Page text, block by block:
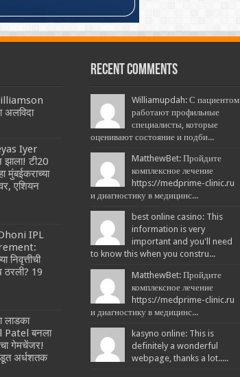
अलविदा
Iyer
टी20
मुंबईकराच्या
एशियन
IPL
निवृत्तीची
ठरली? 19
लाडका
Patel बनला
गेमचेंजर!
अर्धशतक
Recent Comments
Williamupdah: С пациентом
работают профильные
специалисты, которые
оценивают состояние и подби...
MatthewBet: Пройдите
комплексное лечение
https://medprime-clinic.ru
и диагностику в медицинс...
best online casino: This
information is very
important and you'll need
to know this when you constru...
MatthewBet: Пройдите
комплексное лечение
https://medprime-clinic.ru
и диагностику в медицинс...
kasyno online: This is
definitely a wonderful
webpage, thanks a lot.....